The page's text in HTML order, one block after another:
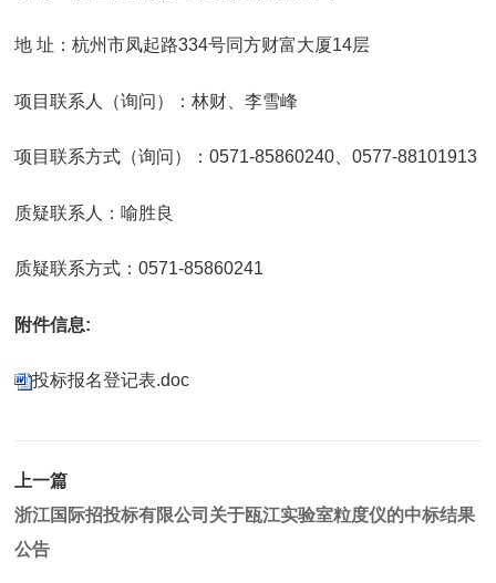
地 址：杭州市凤起路334号同方财富大厦14层
项目联系人（询问）：林财、李雪峰
项目联系方式（询问）：0571-85860240、0577-88101913
质疑联系人：喻胜良
质疑联系方式：0571-85860241
附件信息:
投标报名登记表.doc
上一篇
浙江国际招投标有限公司关于瓯江实验室粒度仪的中标结果
公告